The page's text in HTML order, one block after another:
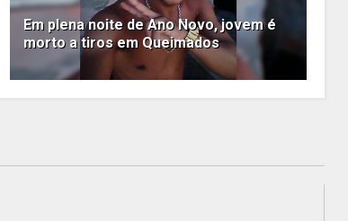
Em plena noite de Ano Novo, jovem é
morto a tiros em Queimados